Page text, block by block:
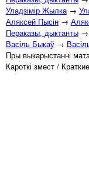
Уладзімір Жылка→
Аляксей Пысін →
Пераказы, дыктанты →
Васіль Быкаў →
Пры выкарыстанні
Кароткі змест /